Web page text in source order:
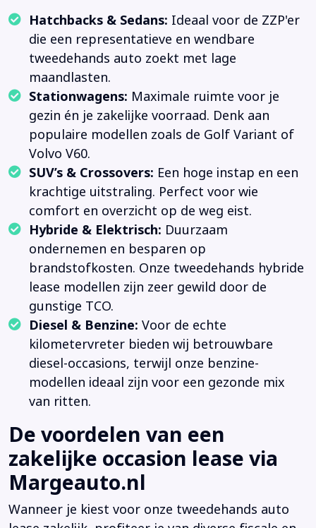
Hatchbacks & Sedans: Ideaal voor de ZZP'er
die een representatieve en wendbare
tweedehands auto zoekt met lage
maandlasten.
Stationwagens: Maximale ruimte voor je
gezin én je zakelijke voorraad. Denk aan
populaire modellen zoals de Golf Variant of
Volvo V60.
SUV’s & Crossovers: Een hoge instap en een
krachtige uitstraling. Perfect voor wie
comfort en overzicht op de weg eist.
Hybride & Elektrisch: Duurzaam
ondernemen en besparen op
brandstofkosten. Onze tweedehands hybride
lease modellen zijn zeer gewild door de
gunstige TCO.
Diesel & Benzine: Voor de echte
kilometervreter bieden wij betrouwbare
diesel-occasions, terwijl onze benzine-
modellen ideaal zijn voor een gezonde mix
van ritten.
De voordelen van een
zakelijke occasion lease via
Margeauto.nl
Wanneer je kiest voor onze tweedehands auto